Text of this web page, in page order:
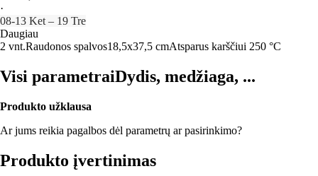
·
08‑13 Ket – 19 Tre
Daugiau
2 vnt.Raudonos spalvos18,5x37,5 cmAtsparus karščiui 250 °C
Visi parametraiDydis, medžiaga, ...
Produkto užklausa
Ar jums reikia pagalbos dėl parametrų ar pasirinkimo?
Produkto įvertinimas